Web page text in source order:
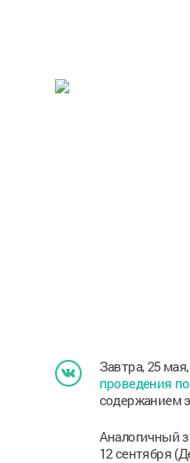
Завтра, 25
проведения
содержанием
Аналогичный
12 сентября